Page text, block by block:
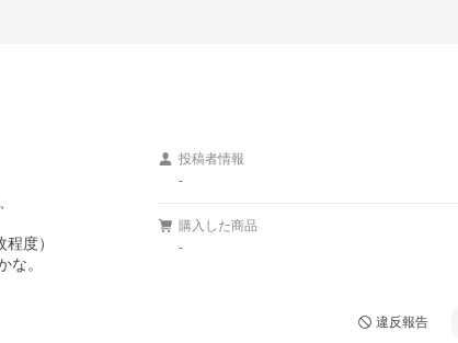
度）
な。
投稿者情報
-
購入した商品
-
違反報告